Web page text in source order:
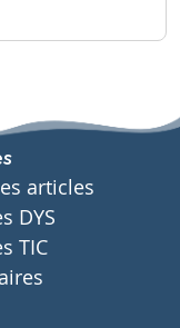
articles
DYS
TIC